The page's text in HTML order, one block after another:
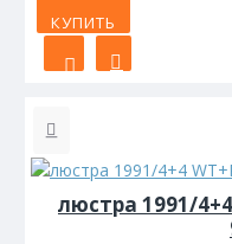
КУПИТЬ
люстра 1991/